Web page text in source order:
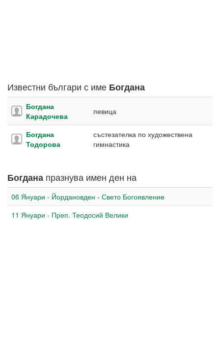
Известни българи с име Богдана
Богдана
Карадочева
певица
Богдана
Тодорова
състезателка по художествена
гимнастика
Богдана празнува имен ден на
06 Януари - Йордановден - Свето Богоявление
11 Януари - Преп. Теодосий Велики